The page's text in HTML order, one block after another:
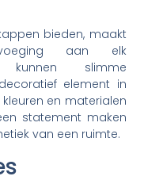
bieden, maakt
aan elk
kunnen slimme
element in
en materialen
statement maken
van een ruimte.